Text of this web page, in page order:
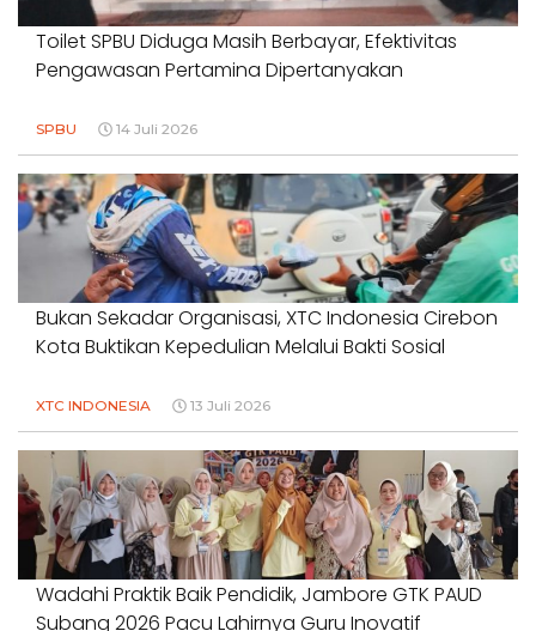
Toilet SPBU Diduga Masih Berbayar, Efektivitas
Pengawasan Pertamina Dipertanyakan
SPBU 14 Juli 2026
Bukan Sekadar Organisasi, XTC Indonesia Cirebon
Kota Buktikan Kepedulian Melalui Bakti Sosial
XTC INDONESIA 13 Juli 2026
Wadahi Praktik Baik Pendidik, Jambore GTK PAUD
Subang 2026 Pacu Lahirnya Guru Inovatif